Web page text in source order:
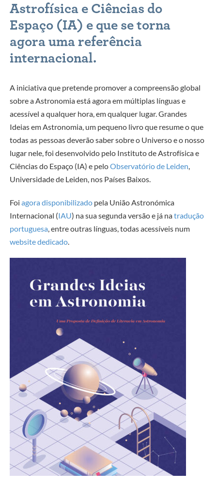
Astrofísica e Ciências do
Espaço (IA) e que se torna
agora uma referência
internacional.
A iniciativa que pretende promover a compreensão global
sobre a Astronomia está agora em múltiplas línguas e
acessível a qualquer hora, em qualquer lugar. Grandes
Ideias em Astronomia, um pequeno livro que resume o que
todas as pessoas deverão saber sobre o Universo e o nosso
lugar nele, foi desenvolvido pelo Instituto de Astrofísica e
Ciências do Espaço (IA) e peloObservatório de Leiden
Universidade de Leiden, nos Países Baixos.
Foi agora disponibilizado pela União Astronómica
Internacional (IAU) na sua segunda versão e já natradução
portuguesa , entre outras línguas, todas acessíveis num
website dedicado